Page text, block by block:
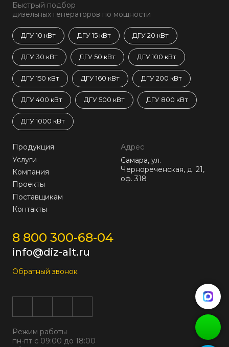
Быстрый подбор
дизельных генераторов по мощности
ДГУ 10 кВт ДГУ 15 кВт ДГУ 20 кВт
ДГУ 30 кВт ДГУ 50 кВт ДГУ 100 кВт
ДГУ 150 кВт ДГУ 160 кВт ДГУ 200 кВт
ДГУ 400 кВт ДГУ 500 кВт ДГУ 800 кВт
ДГУ 1000 кВт
Продукция
Услуги
Компания
Проекты
Поставщикам
Контакты
Адрес
Самара, ул.
Чернореченская, д. 21,
оф. 318
8 800 300-68-04
info@diz-alt.ru
Обратный звонок
Режим работы
пн-пт с 09:00 до 18:00